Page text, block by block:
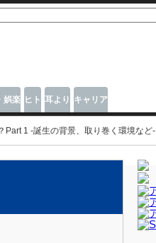
娯楽 ヒト 耳より キャリア
Part 1 -誕生の背景、取り巻く環境など-